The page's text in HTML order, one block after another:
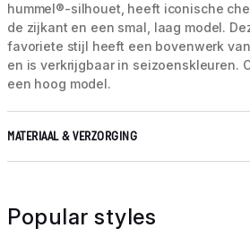
hummel®-silhouet, heeft iconische
de zijkant en een smal, laag model.
favoriete stijl heeft een bovenwerk
en is verkrijgbaar in seizoenskleuren.
een hoog model.
MATERIAAL & VERZORGING
Popular styles